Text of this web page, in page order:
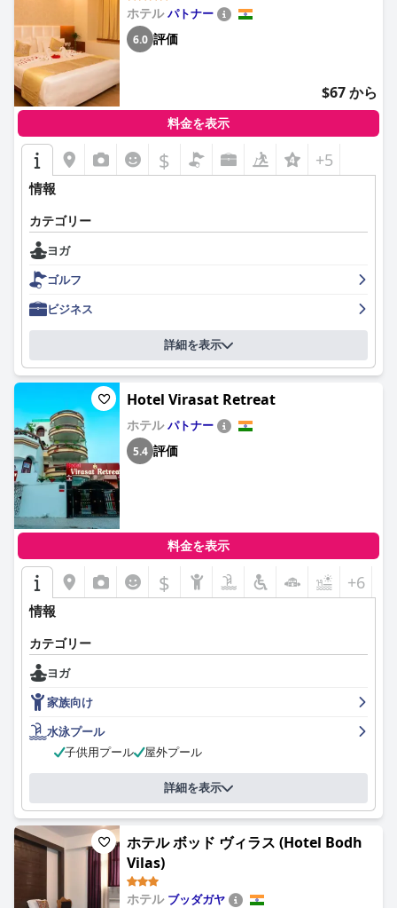
ホテルパトナー
6.0 評価
$67 から
料金を表示
$ +5
情報
カテゴリー
ヨガ
ゴルフ
ビジネス
詳細を表示
Hotel Virasat Retreat
ホテルパトナー
5.4 評価
料金を表示
$ +6
情報
カテゴリー
ヨガ
家族向け
水泳プール
子供用プール
屋外プール
詳細を表示
ホテル ボッド ヴィラス (Hotel Bodh
Vilas)
ホテル ブッダガヤ